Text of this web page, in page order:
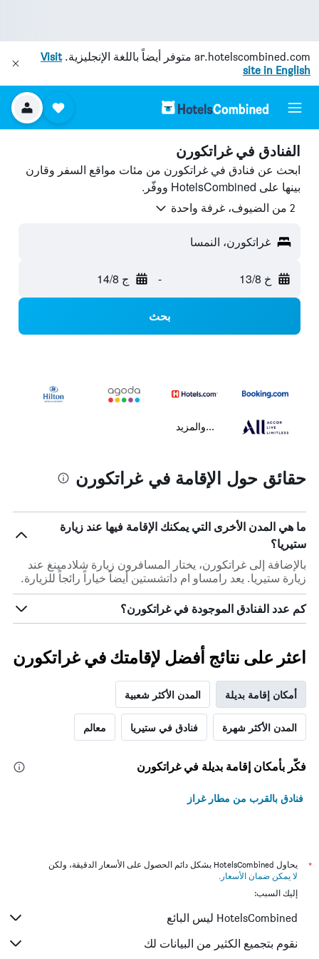
ar.hotelscombined.com متوفر أيضاً باللغة الإنجليزية.Visit
site in English
الفنادق في غراتكورن
ابحث عن فنادق في غراتكورن من مئات مواقع السفر وقارن
بينها على HotelsCombined ووفّر.
2 من الضيوف، غرفة واحدة
غراتكورن، النمسا
خ 13/8 - ج 14/8
بحث
...والمزيد
حقائق حول الإقامة في غراتكورن
ما هي المدن الأخرى التي يمكنك الإقامة فيها عند زيارة
ستيريا؟
بالإضافة إلى غراتكورن، يختار المسافرون زيارة شلادمينغ عند
زيارة ستيريا. يعد رامساو ام داتشستين أيضاً خياراً رائجاً للزيارة.
كم عدد الفنادق الموجودة في غراتكورن؟
اعثر على نتائج أفضل لإقامتك في غراتكورن
أمكان إقامة بديلة المدن الأكثر شعبية
المدن الأكثر شهرة فنادق في ستيريا معالم
فكّر بأمكان إقامة بديلة في غراتكورن
فنادق بالقرب من مطار غراز
*
يحاول HotelsCombined بشكل دائم الحصول على الأسعار الدقيقة، ولكن
لا يمكن ضمان الأسعار .
إليك السبب:
HotelsCombined ليس البائع
نقوم بتجميع الكثير من البيانات لك